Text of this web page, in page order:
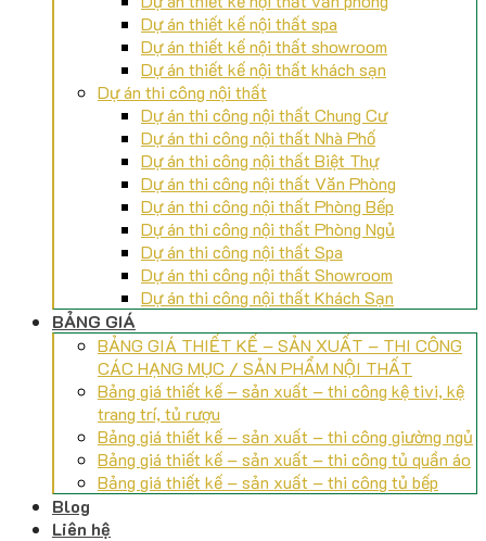
Dự án thiết kế nội thất spa
Dự án thiết kế nội thất showroom
Dự án thiết kế nội thất khách sạn
Dự án thi công nội thất
Dự án thi công nội thất Chung Cư
Dự án thi công nội thất Nhà Phố
Dự án thi công nội thất Biệt Thự
Dự án thi công nội thất Văn Phòng
Dự án thi công nội thất Phòng Bếp
Dự án thi công nội thất Phòng Ngủ
Dự án thi công nội thất Spa
Dự án thi công nội thất Showroom
Dự án thi công nội thất Khách Sạn
BẢNG GIÁ
BẢNG GIÁ THIẾT KẾ – SẢN XUẤT – THI CÔNG
CÁC HẠNG MỤC / SẢN PHẨM NỘI THẤT
Bảng giá thiết kế – sản xuất – thi công kệ tivi, kệ
trang trí, tủ rượu
Bảng giá thiết kế – sản xuất – thi công giường ngủ
Bảng giá thiết kế – sản xuất – thi công tủ quần áo
Bảng giá thiết kế – sản xuất – thi công tủ bếp
Blog
Liên hệ